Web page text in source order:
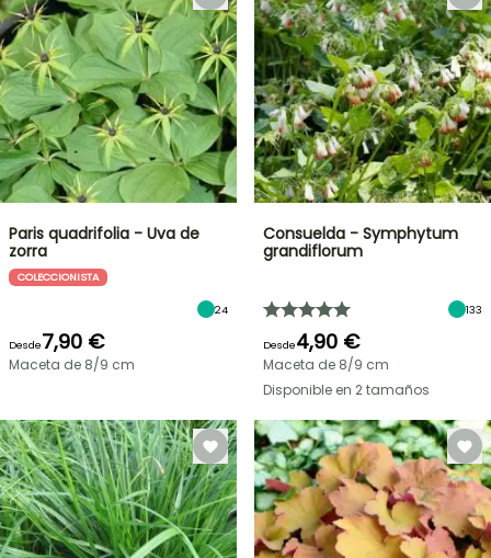
Paris quadrifolia - Uva de
zorra
COLECCIONISTA
24
Desde7,90 €
Maceta de 8/9 cm
Consuelda - Symphytum
grandiflorum
133
Desde4,90 €
Maceta de 8/9 cm
Disponible en 2 tamaños